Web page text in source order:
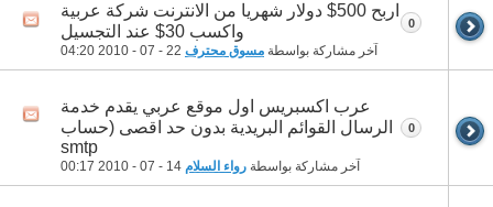
اربح 500$ دولار شهريا من الانترنت شركة عربية
واكسب 30$ عند التجسيل
آخر مشاركة بواسطة مسوق محترف 04:20
0
عرب اكسبريس اول موقع عربي يقدم خدمة
الرسال القوائم البريدية بدون حد اقصى (حساب
smtp
آخر مشاركة بواسطة رواء السلام 00:17
0